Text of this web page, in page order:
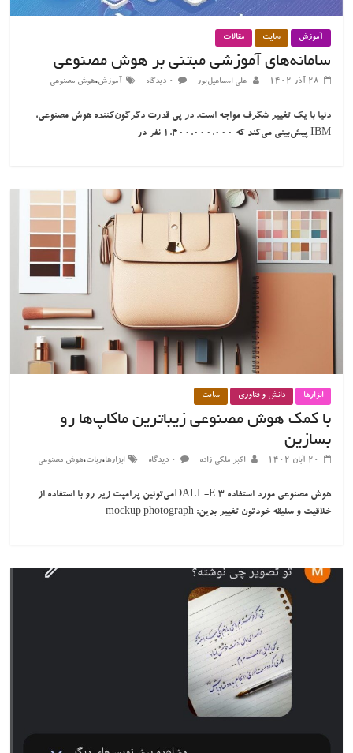
آموزش سایت مقالات
سامانه‌های آموزشی مبتنی بر هوش مصنوعی
۲۸ آذر ۱۴۰۲ علی اسماعیل‌پور ۰ دیدگاه آموزش،هوش مصنوعی
دنیا با یک تغییر شگرف مواجه است. در پی قدرت دگرگون‌کننده هوش مصنوعی،
IBM پیش‌بینی می‌کند که 1.400.000.000 نفر در
ابزارها دانش و فناوری سایت
با کمک هوش مصنوعی زیباترین ماکاپ‌ها رو
بسازین
۲۰ آبان ۱۴۰۲ اکبر ملکی زاده ۰ دیدگاه ابزارها،ربات،هوش مصنوعی
هوش مصنوعی مورد استفاده DALL-E 3می‌تونین پرامپت زیر رو با استفاده از
خلاقیت و سلیقه خودتون تغییر بدین: mockup photograph